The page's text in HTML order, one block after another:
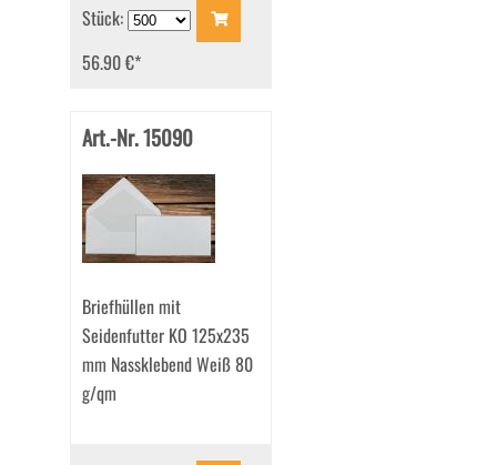
Stück:
56.90 €*
Art.-Nr. 15090
Briefhüllen mit
Seidenfutter KO 125x235
mm Nassklebend Weiß 80
g/qm